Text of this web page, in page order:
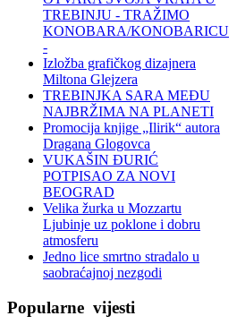
TREBINJU - TRAŽIMO
KONOBARA/KONOBARICU
-
Izložba grafičkog dizajnera
Miltona Glejzera
TREBINЈKA SARA MEĐU
NAJBRŽIMA NA PLANETI
Promocija knjige „Ilirik“ autora
Dragana Glogovca
VUKAŠIN ĐURIĆ
POTPISAO ZA NOVI
BEOGRAD
Velika žurka u Mozzartu
Ljubinje uz poklone i dobru
atmosferu
Jedno lice smrtno stradalo u
saobraćajnoj nezgodi
Popularne vijesti